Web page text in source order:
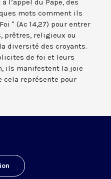
l’appel du Pape, des
mots comment ils
" (Ac 14,27) pour entrer
prêtres, religieux ou
diversité des croyants.
de foi et leurs
ils manifestent la joie
cela représente pour